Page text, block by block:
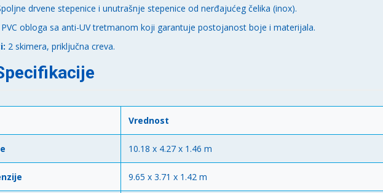
drvene stepenice i unutrašnje stepenice od nerđajućeg čelika (inox).
PVC obloga sa anti-UV tretmanom koji garantuje postojanost boje i materijala.
2 skimera, priključna creva.
Vrednost
10.18 x 4.27 x 1.46 m
9.65 x 3.71 x 1.42 m